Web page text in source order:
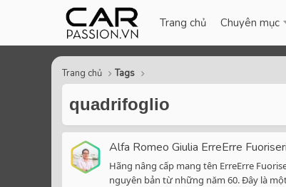
Trang chủ Chuyên mục
Trang chủ Tags
quadrifoglio
Alfa Romeo Giulia ErreErre
Hãng nâng cấp mang tên ErreErre
nguyên bản từ những năm 60. Đây là